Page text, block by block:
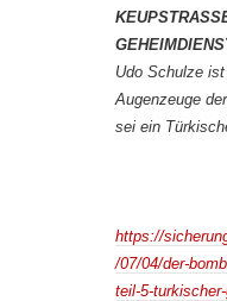
Udo Schulze
Augenzeuge
sei ein
https://
/07/04/der-
teil-5-